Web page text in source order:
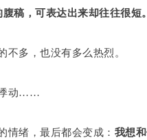
稿，可表达出来却往往很短
不多，也没有多么热烈。
悸动……
情绪，最后都会变成： 我想